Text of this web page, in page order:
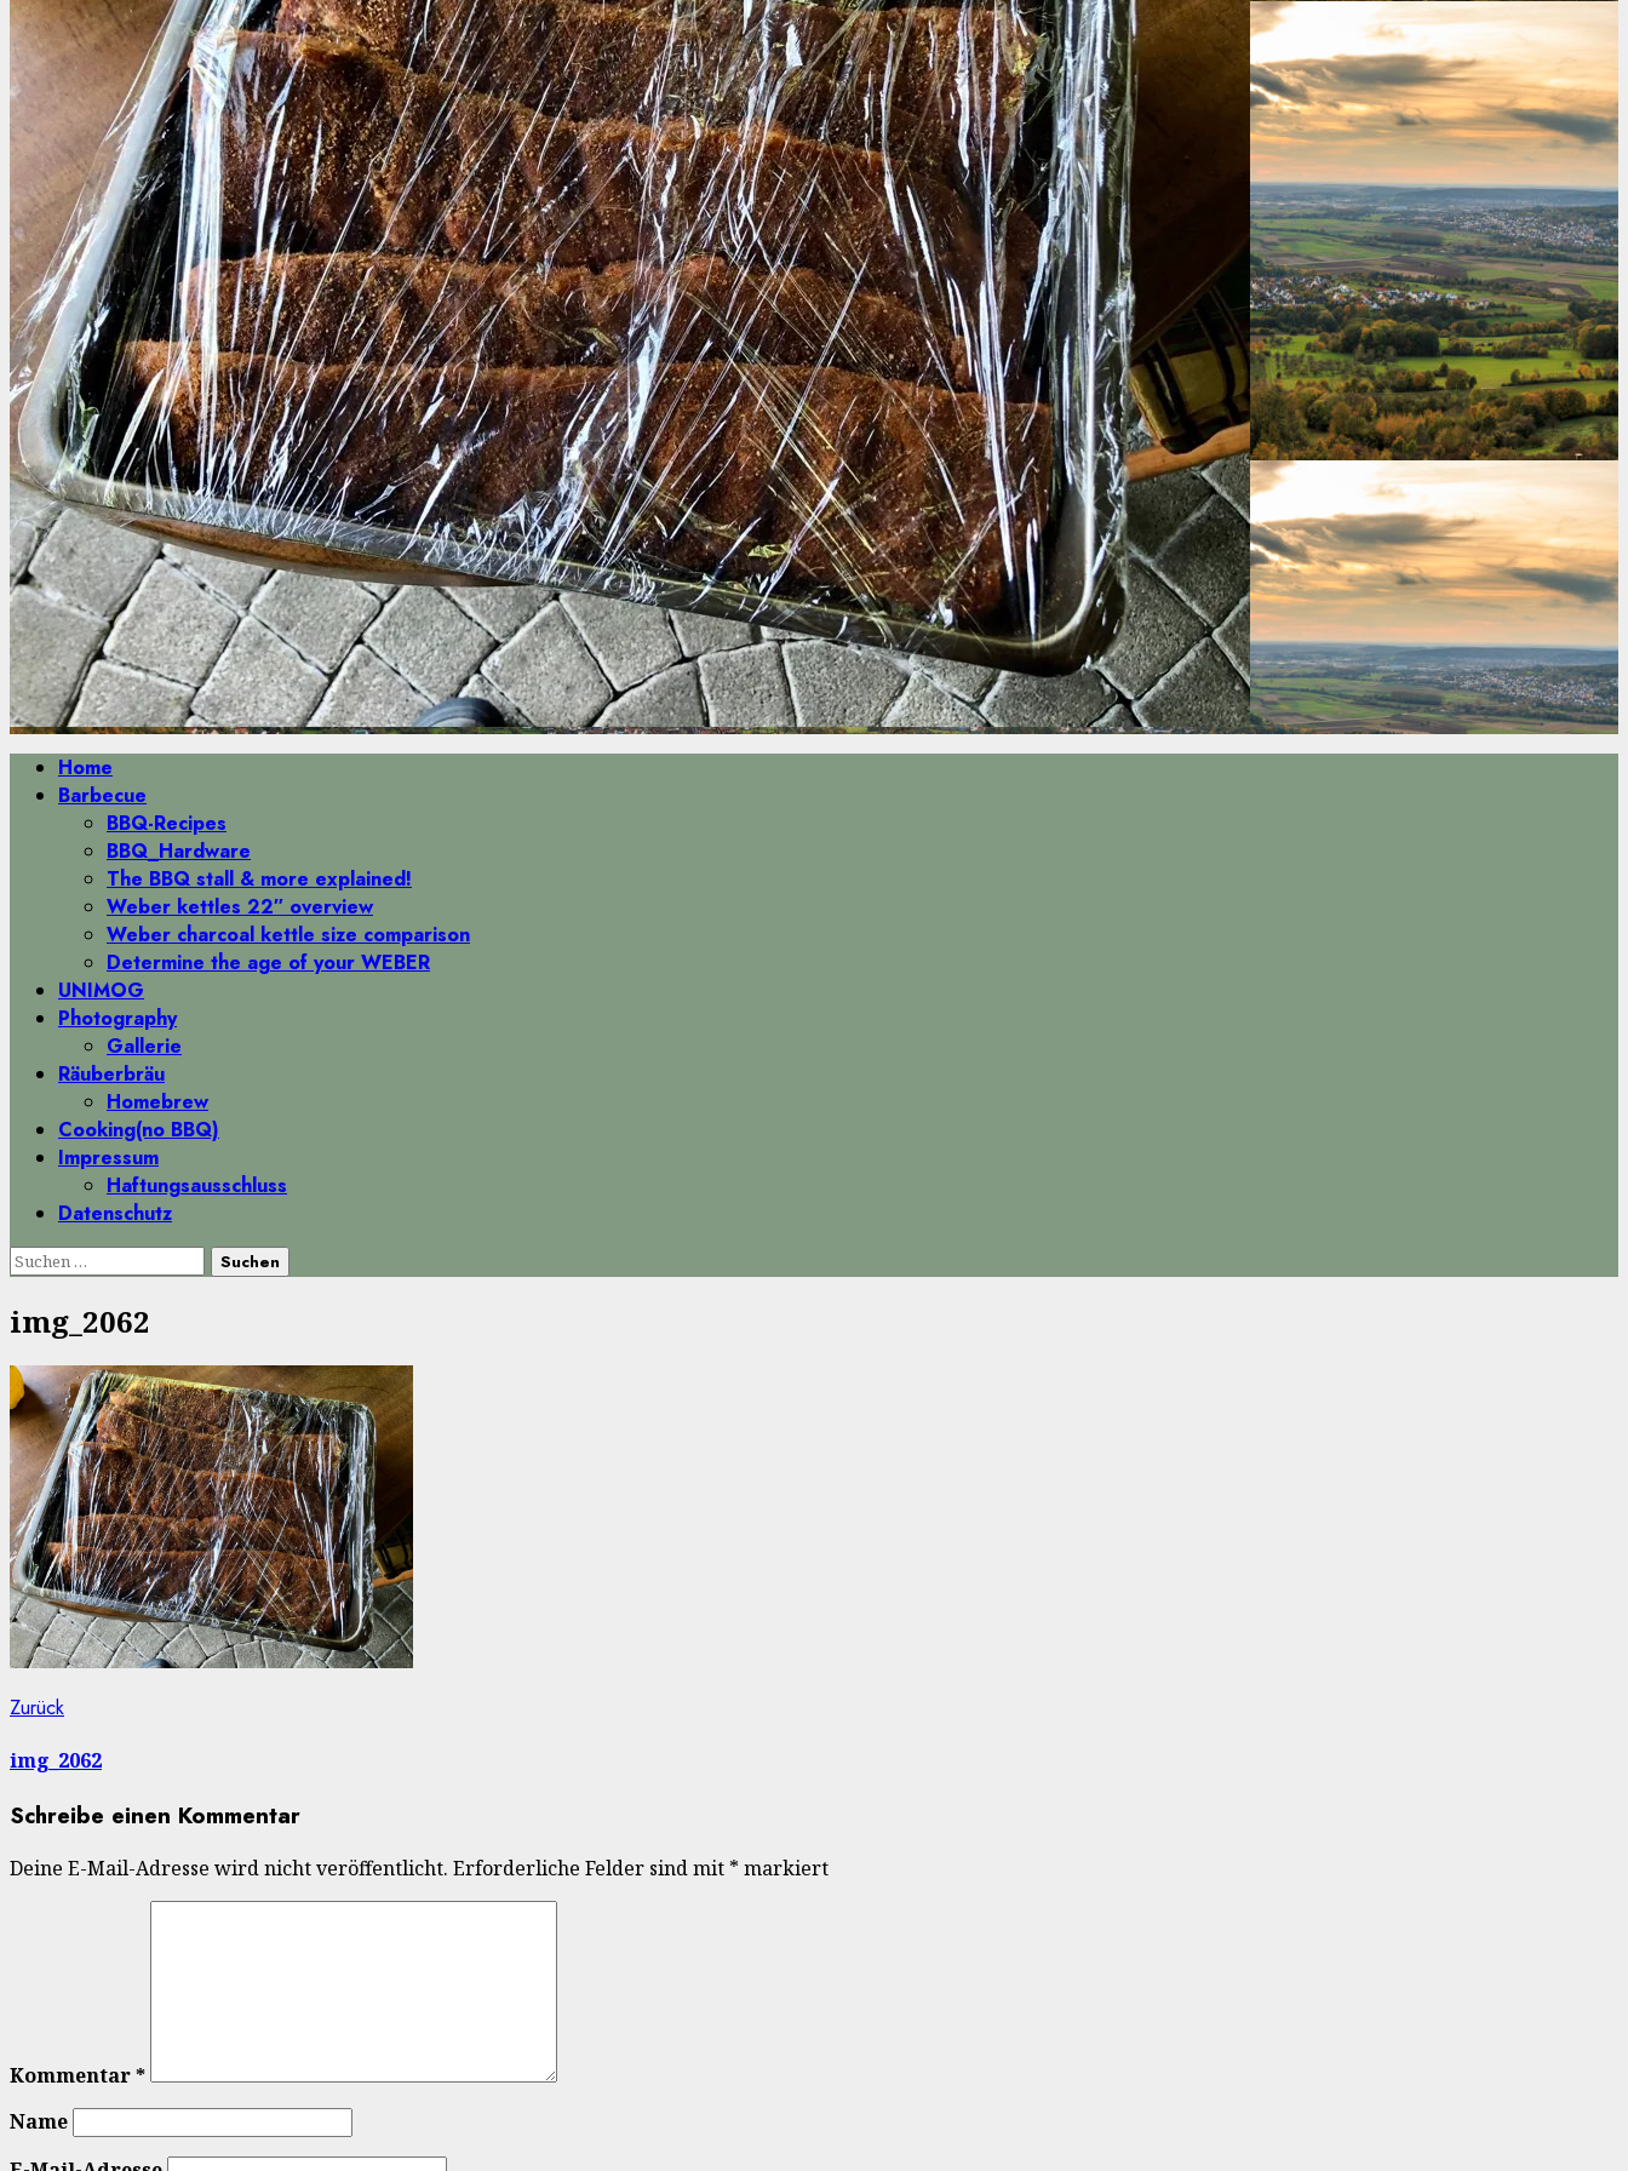
Primäres
Menü
Home
Barbecue
BBQ-Recipes
BBQ_Hardware
The BBQ stall & more explained!
Weber kettles 22″ overview
Weber charcoal kettle size comparison
Determine the age of your WEBER
UNIMOG
Photography
Gallerie
Räuberbräu
Homebrew
Cooking(no BBQ)
Impressum
Haftungsausschluss
Datenschutz
Suchen
img_2062
Beitragsnavigation
ZurückVorheriger
img_2062
Schreibe einen Kommentar
Deine E-Mail-Adresse wird nicht veröffentlicht. Erforderliche Felder sind mit * markiert
Kommentar*
Name